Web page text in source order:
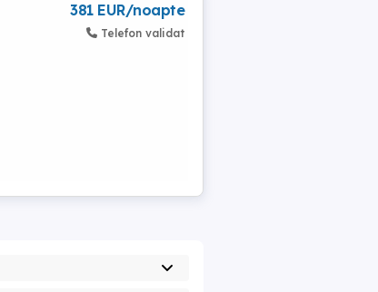
381 EUR/noapte
Telefon validat